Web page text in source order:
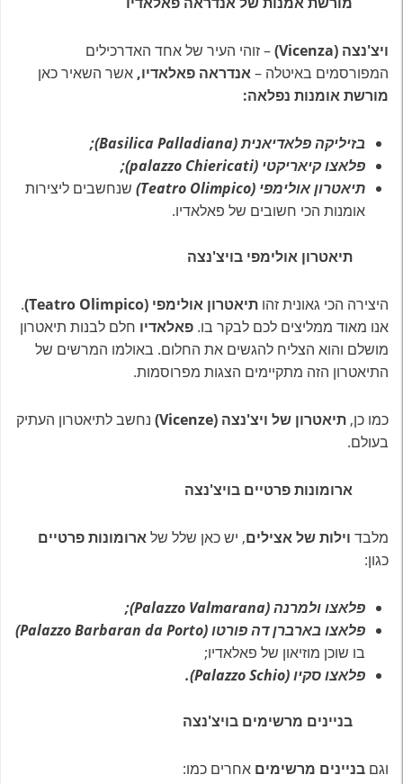
ויצ'נצה (Vicenza)
– זוהי העיר של אחד האדרכילים
המפורסמים באיטלה –אנדראה פאלאדיו, אשר השאיר כאן
מורשת אומנות נפלאה:
בזיליקה פלאדיאנית (Basilica Palladiana);
פלאצו קיאריקטי (palazzo Chiericati);
תיאטרון אולימפי (Teatro Olimpico)
שנחשבים ליצירות
אומנות הכי חשובים של פאלאדיו.
תיאטרון אולימפי בויצ'נצה
היצירה הכי גאונית זהו תיאטרון אולימפי (Teatro Olimpico)
.
אנו מאוד ממליצים לכם לבקר בו. פאלאדיו חלם לבנות תיאטרון
מושלם והוא הצליח להגשים את החלום. באולמו המרשים של
התיאטרון הזה מתקיימים הצגות מפרוסמות.
כמו כן, תיאטרון של ויצ'נצה (Vicenze)
נחשב לתיאטרון העתיק
בעולם.
ארומונות פרטיים בויצ'נצה
מלבד וילות של אצילים, יש כאן שלל שלארומונות פרטיים
כגון:
פלאצו ולמרנה (Palazzo Valmarana);
פלאצו בארברן דה פורטו (Palazzo Barbaran da Porto)
בו שוכן מוזיאון של פאלאדיו;
פלאצו סקיו (Palazzo Schio).
בניינים מרשימים בויצ'נצה
וגם בניינים מרשימים אחרים כמו: